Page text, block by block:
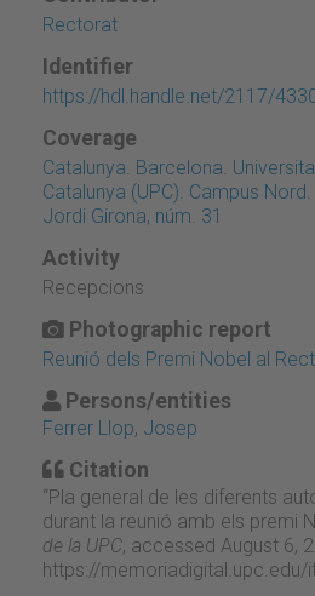
Rectorat
Identifier
https://hdl.handle.net/2117/
Coverage
Catalunya. Barcelona.
Catalunya (UPC). Campus
Jordi Girona, núm. 31
Activity
Recepcions
Photographic report
Reunió dels Premi Nobel al
Persons/entities
Ferrer Llop, Josep
Citation
“Pla general de les diferents
durant la reunió amb els premi
de la UPC, accessed August 6,
https://